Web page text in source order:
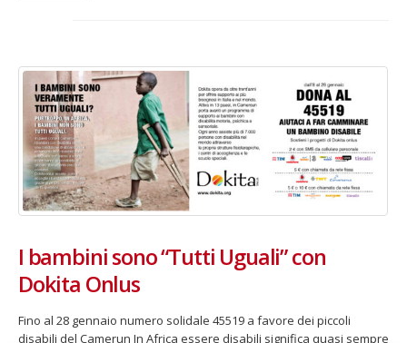
I bambini sono “Tutti Uguali” con
Dokita Onlus
Fino al 28 gennaio numero solidale 45519 a favore dei piccoli
disabili del Camerun In Africa essere disabili significa quasi sempre